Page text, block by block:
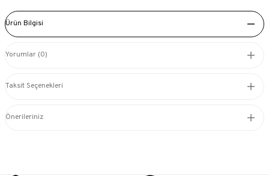
Ürün Bilgisi
Yorumlar (0)
Taksit Seçenekleri
Önerileriniz